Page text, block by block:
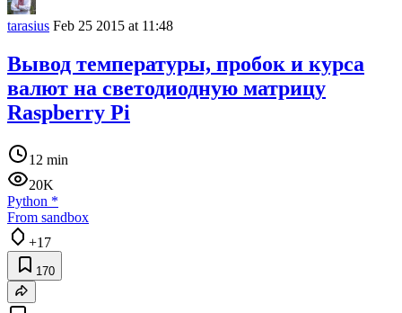
tarasius Feb 25 2015 at 11:48
Вывод температуры, пробок и курса
валют на светодиодную матрицу
Raspberry Pi
12 min
20K
Python *
From sandbox
+17
170